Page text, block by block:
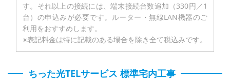
す。それ以上の接続には、端末接続台数追加（330円／1
台）の申込みが必要です。ルーター・無線LAN機器のご
利用をおすすめします。
※表記料金は特に記載のある場合を除き全て税込みです。
ちった光TELサービス 標準宅内工事